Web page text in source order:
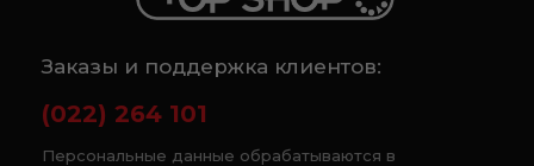
Заказы и поддержка клиентов:
(022) 264 101
Персональные данные обрабатываются в